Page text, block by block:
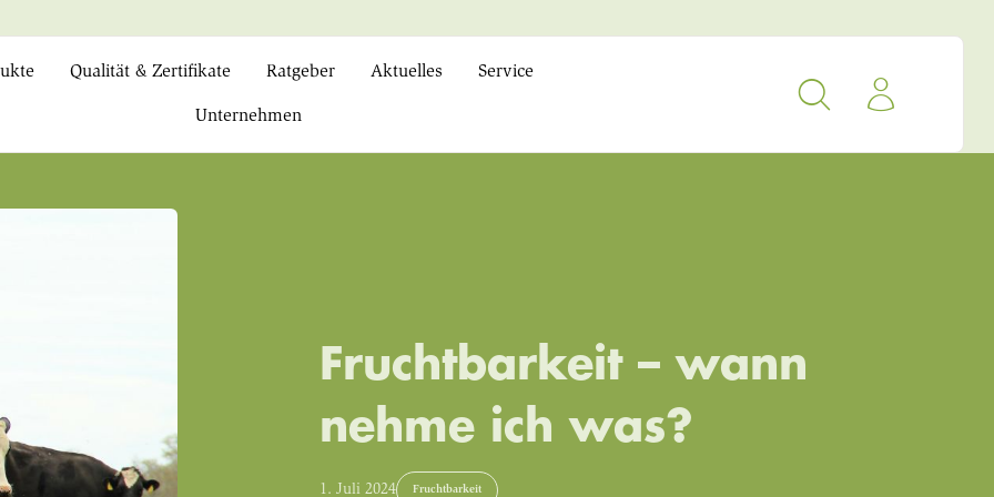
Qualität & Zertifikate Ratgeber Aktuelles Service
Unternehmen
Fruchtbarkeit – wann
nehme ich was?
1. Juli 2024 Fruchtbarkeit